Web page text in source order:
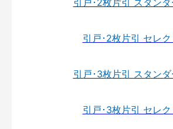
引戸･2枚片引 セレク
引戸･3枚片引 スタンダ
引戸･3枚片引 セレク